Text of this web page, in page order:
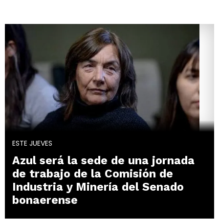
ESTE JUEVES
Azul será la sede de una jornada
de trabajo de la Comisión de
Industria y Minería del Senado
bonaerense